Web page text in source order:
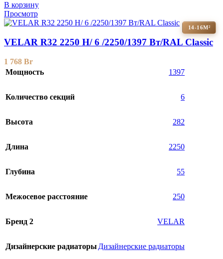
В корзину
Просмотр
14-16М²
VELAR R32 2250 H/ 6 /2250/1397 Вт/RAL Classic
1 768 Br
Мощность
1397
Количество секций 6
Высота 282
Длина 2250
Глубина 55
Межосевое расстояние 250
Бренд 2 VELAR
Дизайнерские радиаторы Дизайнерские радиаторы